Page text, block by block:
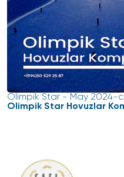
Olimpik Star - May 2024-
Olimpik Star Hovuzlar